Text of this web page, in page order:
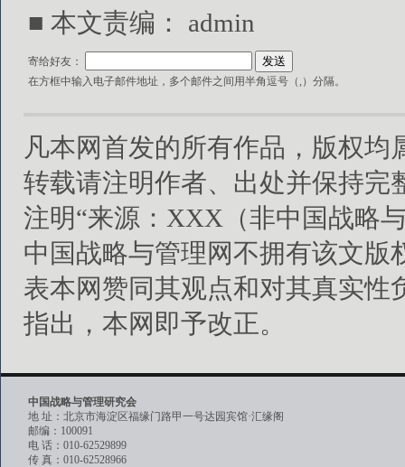
■ 本文责编： admin
寄给好友：
在方框中输入电子邮件地址，多个邮件之间用半角逗号（,）分隔。
凡本网首发的所有作品，版权
转载请注明作者、出处并保持完
注明“来源：XXX（非中国战略
中国战略与管理网不拥有该文
表本网赞同其观点和对其真实
指出，本网即予改正。
中国战略与管理研究会
地 址：北京市海淀区福缘门路甲一号达园宾馆·汇缘阁
邮编：100091
电 话：010-62529899
传 真：010-62528966